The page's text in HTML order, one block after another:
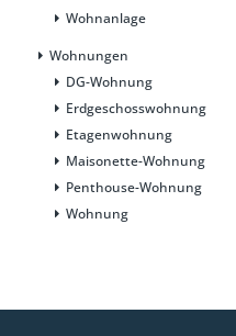
Wohnanlage
Wohnungen
DG-Wohnung
Erdgeschosswohnung
Etagenwohnung
Maisonette-Wohnung
Penthouse-Wohnung
Wohnung